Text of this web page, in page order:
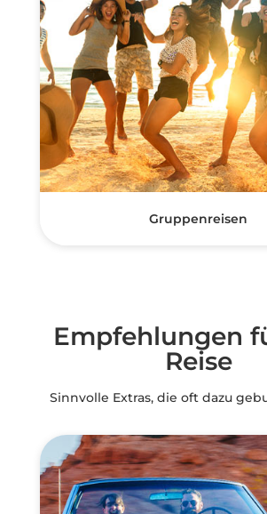
Gruppenreisen
Empfehlungen
Reise
Sinnvolle Extras, die oft dazu